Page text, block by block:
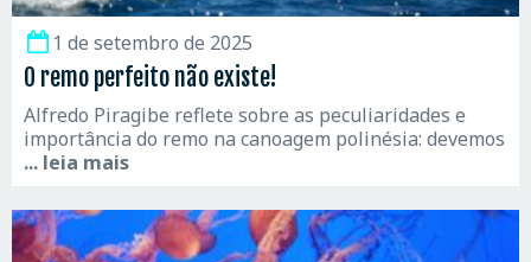
1 de setembro de 2025
O remo perfeito não existe!
Alfredo Piragibe reflete sobre as peculiaridades e
importância do remo na canoagem polinésia: devemos
... leia mais